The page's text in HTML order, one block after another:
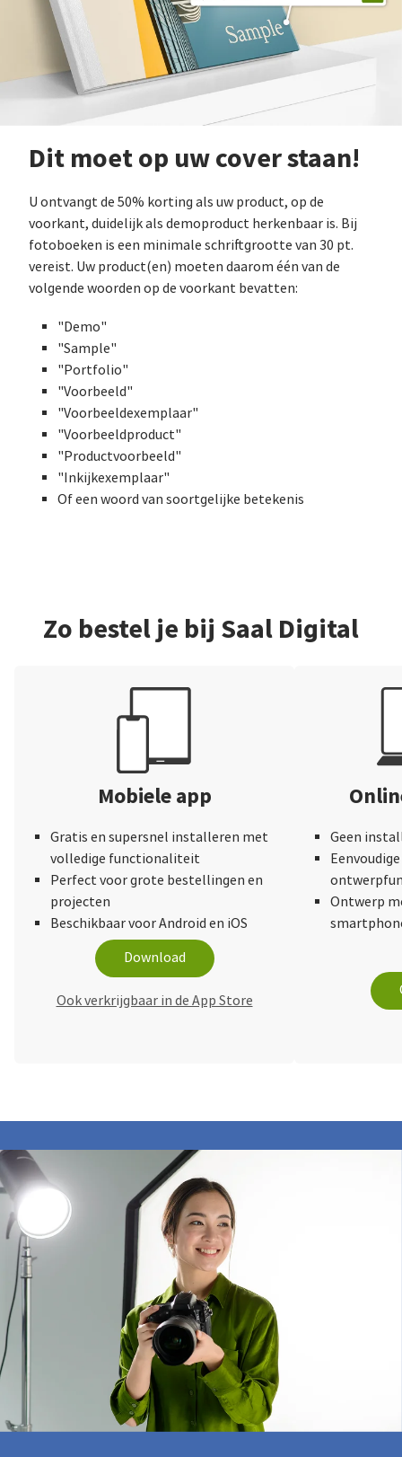
Dit moet op uw cover staan!
U ontvangt de 50% korting als uw product, op de
voorkant, duidelijk als demoproduct herkenbaar is. Bij
fotoboeken is een minimale schriftgrootte van 30 pt.
vereist. Uw product(en) moeten daarom één van de
volgende woorden op de voorkant bevatten:
"Demo"
"Sample"
"Portfolio"
"Voorbeeld"
"Voorbeeldexemplaar"
"Voorbeeldproduct"
"Productvoorbeeld"
"Inkijkexemplaar"
Of een woord van soortgelijke betekenis
Zo bestel je bij Saal Digital
Mobiele app
Gratis en supersnel installeren met
volledige functionaliteit
Perfect voor grote bestellingen en
projecten
Beschikbaar voor Android en iOS
Download
Ook verkrijgbaar in de App Store
Geen
Ontwerp